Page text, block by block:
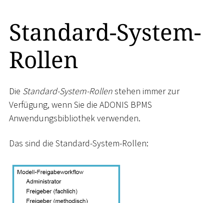
Standard-System-
Rollen
Die Standard-System-Rollenstehen immer zur
Verfügung, wenn Sie die ADONIS BPMS
Anwendungsbibliothek verwenden.
Das sind die Standard-System-Rollen: